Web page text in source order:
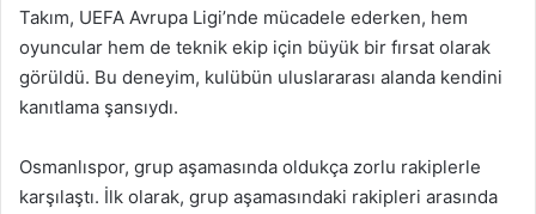
Takım, UEFA Avrupa Ligi’nde mücadele ederken, hem
oyuncular hem de teknik ekip için büyük bir fırsat olarak
görüldü. Bu deneyim, kulübün uluslararası alanda kendini
kanıtlama şansıydı.
Osmanlıspor, grup aşamasında oldukça zorlu rakiplerle
karşılaştı. İlk olarak, grup aşamasındaki rakipleri arasında